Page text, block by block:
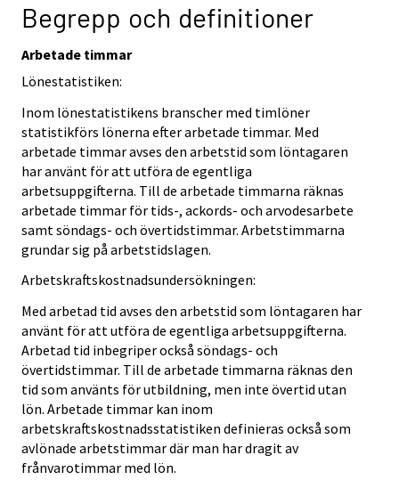
Begrepp och definitioner
Arbetade timmar
Lönestatistiken:
Inom lönestatistikens branscher med timlöner
statistikförs lönerna efter arbetade timmar. Med
arbetade timmar avses den arbetstid som löntagaren
har använt för att utföra de egentliga
arbetsuppgifterna. Till de arbetade timmarna räknas
arbetade timmar för tids-, ackords- och arvodesarbete
samt söndags- och övertidstimmar. Arbetstimmarna
grundar sig på arbetstidslagen.
Arbetskraftskostnadsundersökningen:
Med arbetad tid avses den arbetstid som löntagaren har
använt för att utföra de egentliga arbetsuppgifterna.
Arbetad tid inbegriper också söndags- och
övertidstimmar. Till de arbetade timmarna räknas den
tid som använts för utbildning, men inte övertid utan
lön. Arbetade timmar kan inom
arbetskraftskostnadsstatistiken definieras också som
avlönade arbetstimmar där man har dragit av
frånvarotimmar med lön.